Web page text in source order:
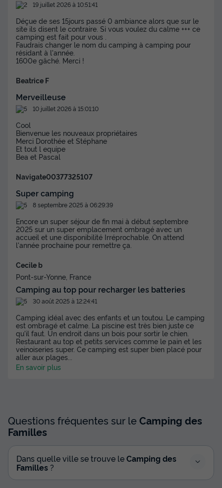
semaine)
Neuf
Surface
32m²
Adultes Chambres Salle de bain
MOBILHOME 6 personnes - Cottage des Familles 3 CH- 6
PERS 32 m² - TV + CLIM + LV + DRAPS (inclus à la location à
la semaine)
du01/09/2026
Meilleur prix pour 7 nuits
Modifier les dates
Voir les disponibilités
MOBILHOME 6 personnes - Cottage des
Familles 3 CH - 2 SDB - 6 PERS 38 m² - TV
+ CLIM + LV + DRAPS (inclus à la location à
la semaine)
Voir le plan 2D Terrasse couverte
Climatisation
Animaux autorisés *
MOBILHOME 6 personnes - Cottage des Familles 3 CH - 2
SDB - 6 PERS 38 m² - TV + CLIM + LV + DRAPS (inclus à la
19 juillet 2026 à 10:51:41
Déçue de ses 15jours passé 0 ambiance alors que sur le
site ils disent le contraire. Si vous voulez du calme +++ ce
camping est fait pour vous .
Faudrais changer le nom du camping à camping pour
résidant à l'année.
1600e gâché. Merci !
Beatrice F
Merveilleuse
10 juillet 2026 à 15:01:10
Cool
Bienvenue les nouveaux propriétaires
Merci Dorothée et Stéphane
Et tout l equipe
Bea et Pascal
Navigate00377325107
Super camping
8 septembre 2025 à 06:29:39
Encore un super séjour de fin mai à début septembre
2025 sur un super emplacement ombragé avec un
accueil et une disponibilité Irréprochable. On attend
l'année prochaine pour remettre ça.
Cecile b
Pont-sur-Yonne, France
Camping au top pour recharger les batteries
30 août 2025 à 12:24:41
Camping idéal avec des enfants et un toutou. Le camping
est ombragé et calme. La piscine est très bien juste ce
qu'il faut. Un endroit dans un bois pour sortir le chien.
Restaurant au top et petits services comme le pain et les
veinoiseries super. Ce camping est super bien placé pour
aller aux plages
En savoir plus
Questions fréquentes sur leCamping des
Familles
Dans quelle ville se trouve leCamping des
Familles ?